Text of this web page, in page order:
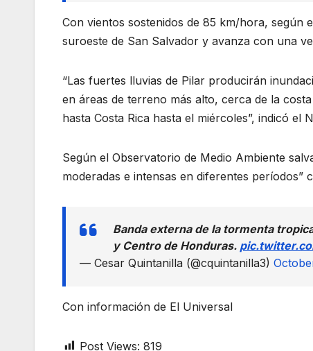
Con vientos sostenidos de 85 km/hora, según
suroeste de San Salvador y avanza con una
“Las fuertes lluvias de Pilar producirán
en áreas de terreno más alto, cerca de la
hasta Costa Rica hasta el miércoles”, indicó el
Según el Observatorio de Medio Ambiente
moderadas e intensas en diferentes períodos”
Banda externa de la tormenta
y Centro de Honduras.
— Cesar Quintanilla (@cquintanilla3)
Con información de El Universal
Post Views: 819